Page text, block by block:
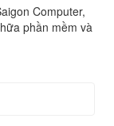
Computer,
phần mềm và